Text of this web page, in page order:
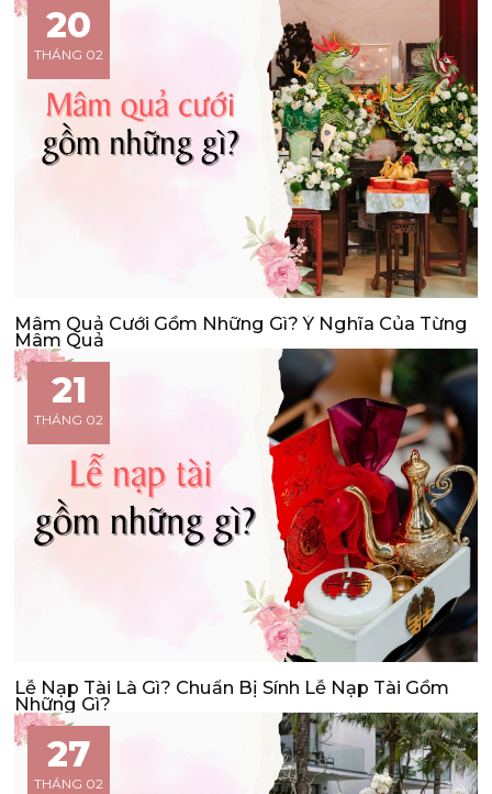
20
THÁNG 02
Mâm Quả Cưới Gồm Những Gì? Ý Nghĩa Của Từng
Mâm Quả
21
THÁNG 02
Lễ Nạp Tài Là Gì? Chuẩn Bị Sính Lễ Nạp Tài Gồm
Những Gì?
27
THÁNG 02